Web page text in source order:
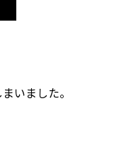
いました。